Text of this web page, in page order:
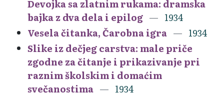
Devojka sa zlatnim rukama: dramska
bajka z dva dela i epilog
1934
Vesela čitanka, Čarobna igra
1934
Slike iz dečjeg carstva: male priče
zgodne za čitanje i prikazivanje pri
raznim školskim i domaćim
svečanostima
1934